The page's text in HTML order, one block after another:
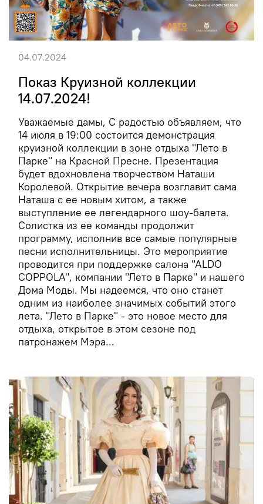
Показ Круизной коллекции
14.07.2024!
Уважаемые дамы, С радостью объявляем, что
14 июля в 19:00 состоится демонстрация
круизной коллекции в зоне отдыха "Лето в
Парке" на Красной Пресне. Презентация
будет вдохновлена творчеством Наташи
Королевой. Открытие вечера возглавит сама
Наташа с ее новым хитом, а также
выступление ее легендарного шоу-балета.
Солистка из ее команды продолжит
программу, исполнив все самые популярные
песни исполнительницы. Это мероприятие
проводится при поддержке салона "ALDO
COPPOLA", компании "Лето в Парке" и нашего
Дома Моды. Мы надеемся, что оно станет
одним из наиболее значимых событий этого
лета. "Лето в Парке" - это новое место для
отдыха, открытое в этом сезоне под
патронажем Мэра...
04.07.2024